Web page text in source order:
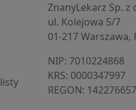
ZnanyLekarz Sp. z
ul. Kolejowa 5/7
01-217 Warszawa,
NIP: ⁠7010224868
KRS: ⁠0000347997
REGON: ⁠142276657